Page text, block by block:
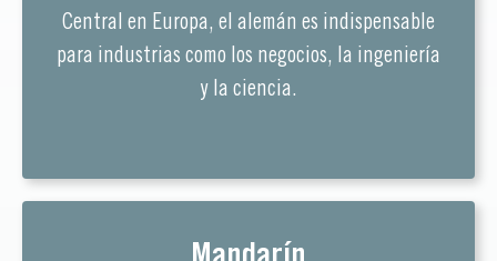
Central en Europa, el alemán es indispensable
para industrias como los negocios, la ingeniería
y la ciencia.